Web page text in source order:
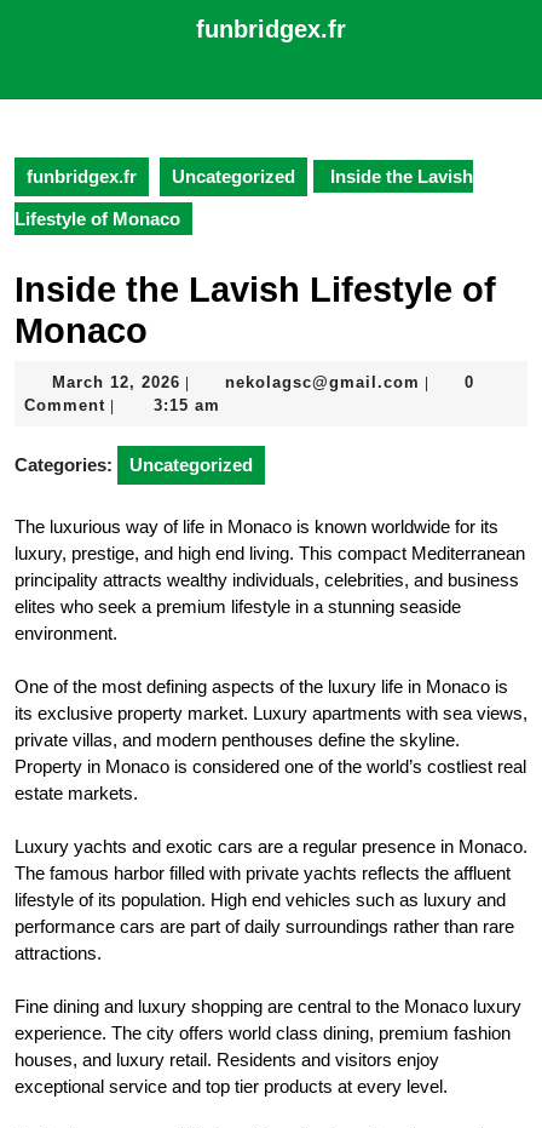
funbridgex.fr
Button
funbridgex.fr Uncategorized Inside the Lavish
Lifestyle of Monaco
Inside the Lavish Lifestyle of
Monaco
March 12, 2026 March
12,
nekolagsc@gmail.com
0
Comment
3:15 am
Categories: Uncategorized
The luxurious way of life in Monaco is known worldwide for its
luxury, prestige, and high end living. This compact Mediterranean
principality attracts wealthy individuals, celebrities, and business
elites who seek a premium lifestyle in a stunning seaside
environment.
One of the most defining aspects of the luxury life in Monaco is
its exclusive property market. Luxury apartments with sea views,
private villas, and modern penthouses define the skyline.
Property in Monaco is considered one of the world’s costliest real
estate markets.
Luxury yachts and exotic cars are a regular presence in Monaco.
The famous harbor filled with private yachts reflects the affluent
lifestyle of its population. High end vehicles such as luxury and
performance cars are part of daily surroundings rather than rare
attractions.
Fine dining and luxury shopping are central to the Monaco luxury
experience. The city offers world class dining, premium fashion
houses, and luxury retail. Residents and visitors enjoy
exceptional service and top tier products at every level.